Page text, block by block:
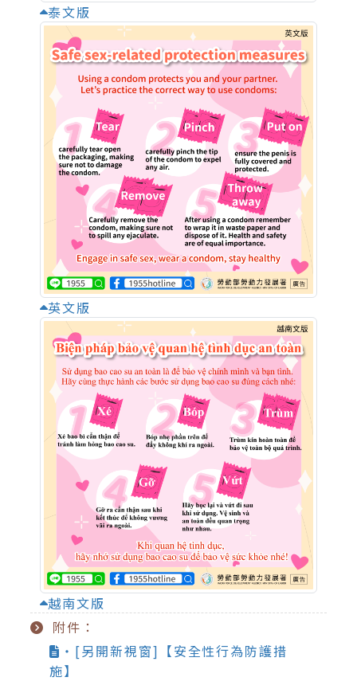
泰文版
英文版
越南文版
附件：
‧[另開新視窗]【安全性行為防護措
施】